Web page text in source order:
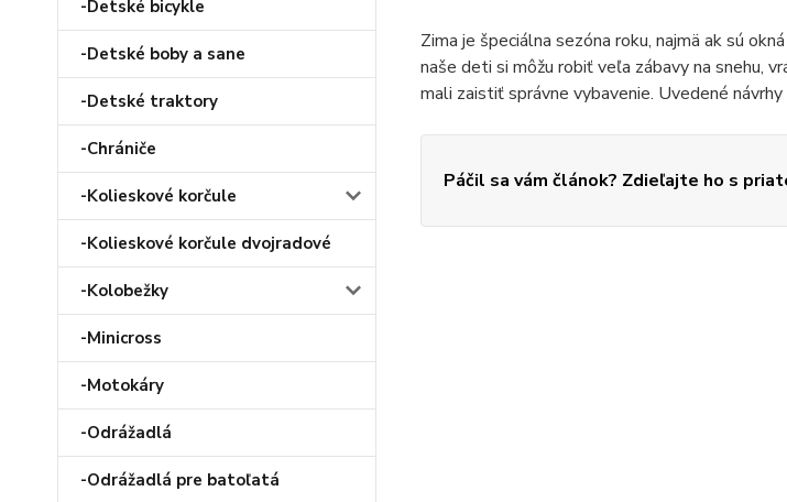
-Detské bicykle
-Detské boby a sane
-Detské traktory
-Chrániče
-Kolieskové korčule
-Kolieskové korčule dvojradové
-Kolobežky
-Minicross
-Motokáry
-Odrážadlá
-Odrážadlá pre batoľatá
Zima je špeciálna sezóna roku, najmä ak sú
naše deti si môžu robiť veľa zábavy na snehu,
mali zaistiť správne vybavenie. Uvedené
Páčil sa vám článok? Zdieľajte ho s